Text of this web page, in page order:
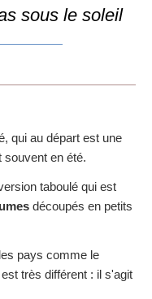
sous le soleil
qui au départ est une
souvent en été.
taboulé qui est
découpés en petits
pays comme le
très différent : il s'agit